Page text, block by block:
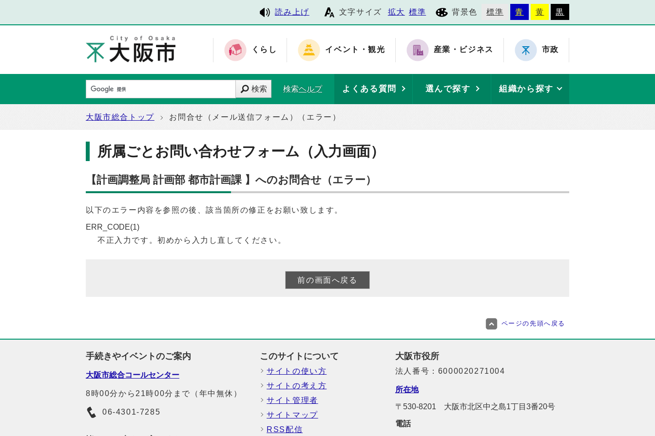
読み上げ 文字サイズ 拡大 標準 背景色 標準 青 黄 黒
くらし イベント・観光 産業・ビジネス 市政
検索 検索ヘルプ よくある質問 選んで探す 組織から探す
大阪市総合トップ お問合せ（メール送信フォーム）（エラー）
所属ごとお問い合わせフォーム（入力画面）
【計画調整局 計画部 都市計画課 】へのお問合せ（エラー）
以下のエラー内容を参照の後、該当箇所の修正をお願い致します。
ERR_CODE(1)
不正入力です。初めから入力し直してください。
ページの先頭へ戻る
手続きやイベントのご案内
大阪市総合コールセンター
8時00分から21時00分まで（年中無休）
06-4301-7285
このサイトについて
サイトの使い方
サイトの考え方
サイト管理者
サイトマップ
RSS配信
大阪市役所
法人番号：6000020271004
所在地
〒530-8201 大阪市北区中之島1丁目3番20号
電話